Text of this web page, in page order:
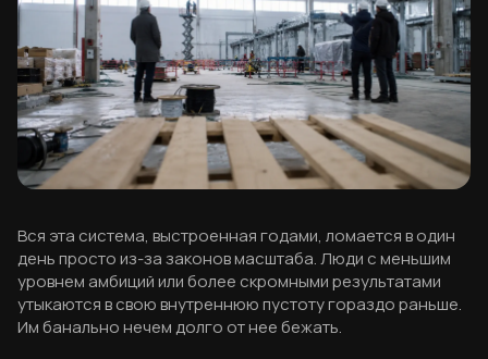
Вся эта система, выстроенная годами, ломается в один
день просто из-за законов масштаба. Люди с меньшим
уровнем амбиций или более скромными результатами
утыкаются в свою внутреннюю пустоту гораздо раньше.
Им банально нечем долго от нее бежать.